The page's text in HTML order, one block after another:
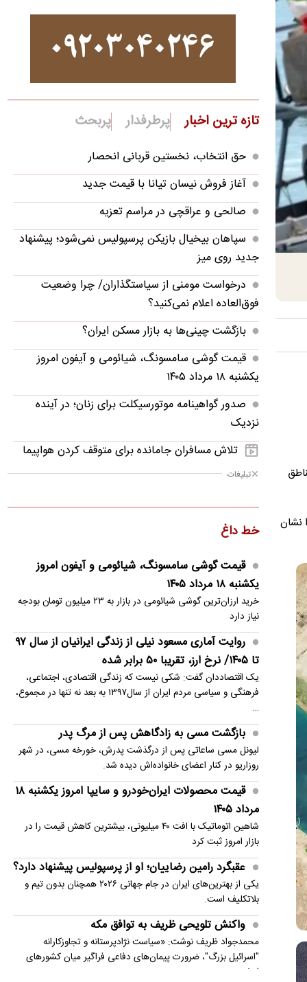
مناطق
نشان
تازه ترین اخبار پرطرفدار پربحث
حق انتخاب، نخستین قربانی انحصار
آغاز فروش نیسان تیانا با قیمت جدید
صالحی و عراقچی در مراسم تعزیه
سپاهان بیخیال بازیکن پرسپولیس نمی‌شود؛ پیشنهاد
جدید روی میز
درخواست مومنی از سیاستگذاران/ چرا وضعیت
فوق‌العاده اعلام نمی‌کنید؟
بازگشت چینی‌ها به بازار مسکن ایران؟
قیمت گوشی سامسونگ، شیائومی و آیفون امروز
یکشنبه ۱۸ مرداد ۱۴۰۵
صدور گواهینامه موتورسیکلت برای زنان؛ در آینده
نزدیک
تلاش مسافران جامانده برای متوقف کردن هواپیما
چرا خوانندگان رمان پرفروش «بامداد خمار» سریال
بغض و پشیمانی تلخ رامین پرچمی
جنایت‌ها را نه فراموش می‌کنیم نه می‌بخشیم
دلیل تغییرات روی نیمکت تراکتور؛ چرا ربیعی رفت،
چرا نکونام آمد؟
سیلاب‌های گسترده در آسام هند؛ ۹۷ نفر جان باختند
آخرین تصمیم دولت درباره سهمیه و قیمت بنزین
تبلیغات
خط داغ
قیمت گوشی سامسونگ، شیائومی و آیفون امروز
یکشنبه ۱۸ مرداد ۱۴۰۵
خرید ارزان‌ترین گوشی شیائومی در بازار به ۲۳ میلیون تومان بودجه
نیاز دارد
روایت آماری مسعود نیلی از زندگی ایرانیان از سال ۹۷
تا ۱۴۰۵/ نرخ ارز، تقریبا ۵۰ برابر شده
یک اقتصاددان گفت: شکی نیست که زندگی اقتصادی، اجتماعی،
فرهنگی و سیاسی مردم ایران از سال۱۳۹۷ به بعد نه تنها در مجموع،
…
بازگشت مسی به زادگاهش پس از مرگ پدر
لیونل مسی ساعاتی پس از درگذشت پدرش، خورخه مسی، در شهر
روزاریو در کنار اعضای خانواده‌اش دیده شد.
قیمت محصولات ایران‌خودرو و سایپا امروز یکشنبه ۱۸
مرداد ۱۴۰۵
شاهین اتوماتیک با افت ۴۰ میلیونی، بیشترین کاهش قیمت را در
بازار امروز ثبت کرد
عقبگرد رامین رضاییان؛ او از پرسپولیس پیشنهاد دارد؟
یکی از بهترین‌های ایران در جام جهانی ۲۰۲۶ همچنان بدون تیم و
بلاتکلیف است.
واکنش تلویحی ظریف به توافق مکه
محمدجواد ظریف نوشت: «سیاست نژادپرستانه و تجاوزکارانه
"اسرائیل بزرگ"، ضرورت پیمان‌های دفاعی فراگیر میان کشورهای
اسلامی…